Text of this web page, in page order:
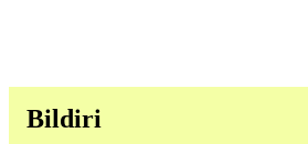
Bildiri